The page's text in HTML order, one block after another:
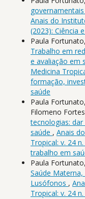
Anais do
(2023): Ciência
Paula
Trabalho em
e avaliação em
Medicina
formação,
saúde
Paula
Filomeno
tecnologias:
saúde , Anais
Tropical: v. 24
trabalho em
Paula
Saúde
Lusófonos ,
Tropical: v. 24